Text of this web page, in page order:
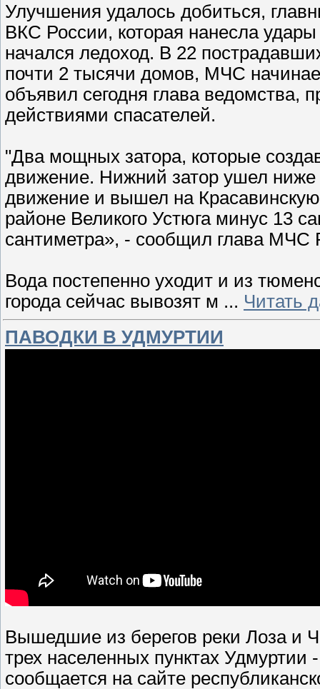
Улучшения удалось добиться,
ВКС России, которая нанесла
начался ледоход. В 22
почти 2 тысячи домов, МЧС
объявил сегодня глава ведомства,
действиями спасателей.
"Два мощных затора, которые
движение. Нижний затор ушел ниже
движение и вышел на
районе Великого Устюга минус 13
сантиметра», - сообщил глава МЧС
Вода постепенно уходит и из
города сейчас вывозят м ... Читать
ПАВОДКИ В УДМУРТИИ
Вышедшие из берегов реки Лоза и
трех населенных пунктах Удмуртии
сообщается на сайте